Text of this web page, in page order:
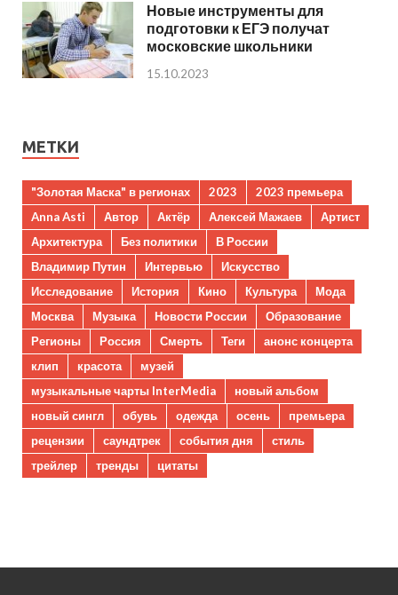
Новые инструменты для
подготовки к ЕГЭ получат
московские школьники
15.10.2023
МЕТКИ
"Золотая Маска" в регионах 2023
2023 премьера
Anna Asti
Автор Актёр Алексей Мажаев
Артист
Архитектура
Без политики
В России
Владимир Путин
Интервью
Искусство
Исследование
История Кино Культура
Мода
Москва
Музыка Новости России
Образование
Регионы
Россия Смерть Теги
анонс концерта
клип
красота
музей
музыкальные чарты InterMedia
новый альбом
новый сингл
обувь одежда осень
премьера
рецензии
саундтрек события дня
стиль
трейлер
тренды цитаты